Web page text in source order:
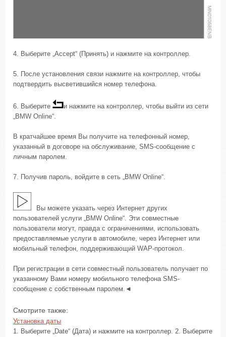
4. Выберите „Accept“ (Принять) и нажмите на контроллер.
5. После установления связи нажмите на контроллер, чтобы
подтвердить высветившийся номер телефона.
6. Выберите
и нажмите на контроллер, чтобы выйти из сети
„BMW Online“.
В кратчайшее время Вы получите на телефонный номер,
указанный в договоре на обслуживание, SMS-сообщение с
личным паролем.
7. Получив пароль, войдите в сеть „BMW Online“.
Вы можете указать через Интернет других
пользователей услуги „BMW Online“. Эти совместные
пользователи могут, правда с ограничениями, использовать
предоставляемые услуги в автомобиле, через Интернет или
мобильный телефон, поддерживающий WAP-протокол.
При регистрации в сети совместный пользователь получает по
указанному Вами номеру мобильного телефона SMS-
сообщение с собственным паролем.◄
Смотрите также:
Установка даты
1. Выберите „Date“ (Дата) и нажмите на контроллер. 2. Выберите